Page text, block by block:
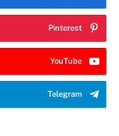
Pinterest
YouTube
Telegram